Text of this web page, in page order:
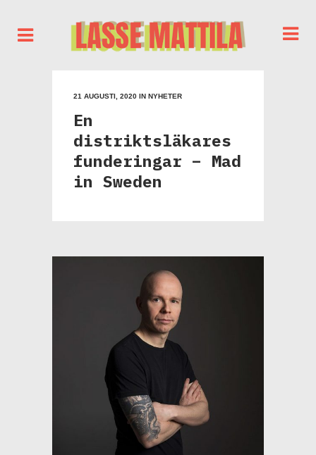
21 AUGUSTI, 2020 IN NYHETER
En
distriktsläkares
funderingar – Mad
in Sweden